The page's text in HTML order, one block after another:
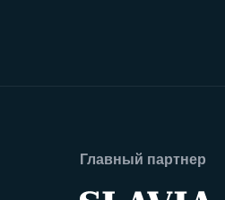
Главный партнер